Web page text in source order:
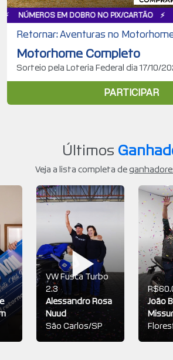
DOBRO NO PIX/CARTÃO NÚMEROS EM
Retornar: Aventuras no
Motorhome Completo
Sorteio pela Loteria Federal dia 17/10/
PARTICIPAR
Últimos
Veja a lista completa de
VW Fusca Turbo
2.3
Alessandro Rosa
Nuud
São Carlos/SP
João